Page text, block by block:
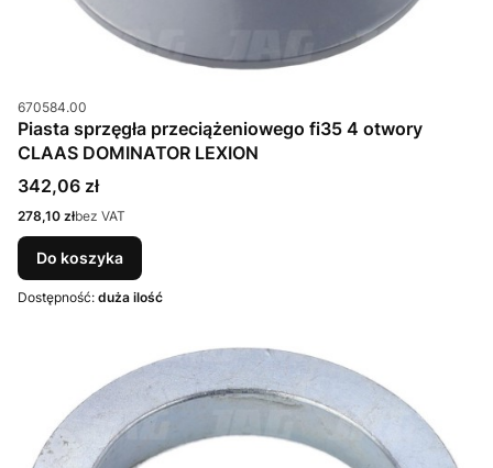
Kod produktu
670584.00
Piasta sprzęgła przeciążeniowego fi35 4 otwory
CLAAS DOMINATOR LEXION
Cena
342,06 zł
Cena
278,10 złbez VAT
Do koszyka
Dostępność: duża ilość